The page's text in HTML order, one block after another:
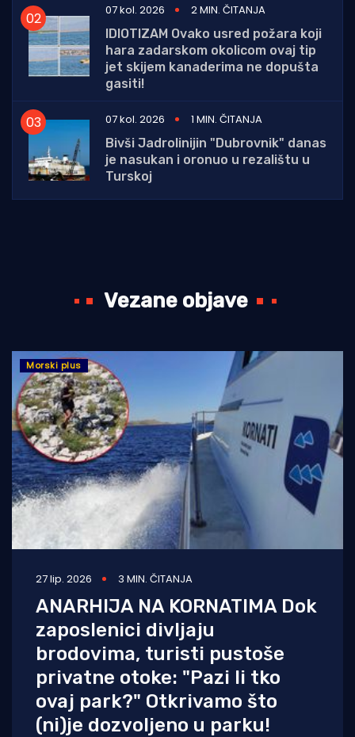
07 kol. 2026
2 MIN. ČITANJA
IDIOTIZAM Ovako usred požara koji
hara zadarskom okolicom ovaj tip
jet skijem kanaderima ne dopušta
gasiti!
07 kol. 2026
1 MIN. ČITANJA
Bivši Jadrolinijin "Dubrovnik" danas
je nasukan i oronuo u rezalištu u
Turskoj
Vezane objave
Morski plus
27 lip. 2026 3 MIN. ČITANJA
ANARHIJA NA KORNATIMA Dok
zaposlenici divljaju
brodovima, turisti pustoše
privatne otoke: "Pazi li tko
ovaj park?" Otkrivamo što
(ni)je dozvoljeno u parku!